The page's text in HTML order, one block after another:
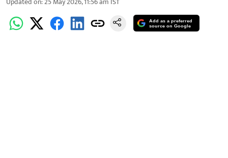
Add as a preferred
source on Google